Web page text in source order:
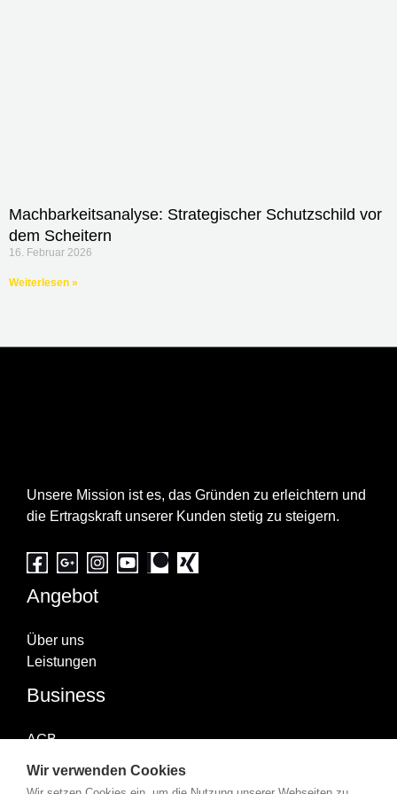
Wir verwenden Cookies
Machbarkeitsanalyse: Strategischer Schutzschild vor
dem Scheitern
16. Februar 2026
Weiterlesen »
Unsere Mission ist es, das Gründen zu erleichtern und
die Ertragskraft unserer Kunden stetig zu steigern.
Angebot
Über uns
Leistungen
Business
AGB